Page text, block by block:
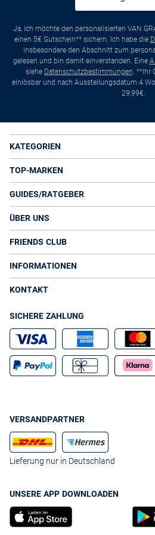
Ja, ich möchte den personalisierten VAN
einen 5€ Gutschein** sichern. Ich habe die
insbesondere den Abschnitt zum
gelesen und bin damit einverstanden. Eine
siehe Datenschutzbestimmungen .
einlösbar und nach Ausstellungsdatum 4
29,99€.
KATEGORIEN
TOP-MARKEN
GUIDES/RATGEBER
ÜBER UNS
FRIENDS CLUB
INFORMATIONEN
KONTAKT
SICHERE ZAHLUNG
VERSANDPARTNER
Lieferung nur in Deutschland
UNSERE APP DOWNLOADEN